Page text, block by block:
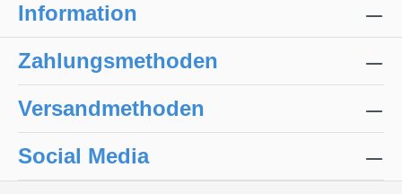
Information
Zahlungsmethoden
Versandmethoden
Social Media